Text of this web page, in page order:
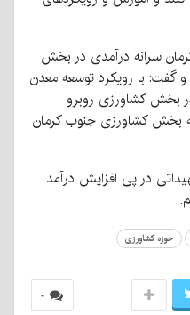
سرانه درآمدی در بخش
و گفت: با رویکرد توسعه معدن
بخش کشاورزی روبرو
کشاورزی جنوب کرمان
در پی افزایش درآمد
حوزه کشاورزی
۰